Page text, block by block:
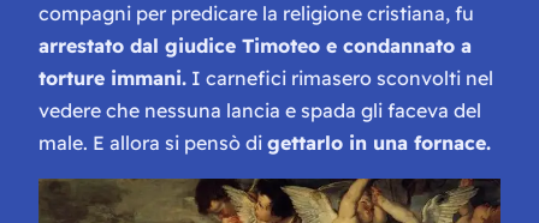
compagni per predicare la religione cristiana, fu
arrestato dal giudice Timoteo e condannato a
torture immani. I carnefici rimasero sconvolti nel
vedere che nessuna lancia e spada gli faceva del
male. E allora si pensò di gettarlo in una fornace.